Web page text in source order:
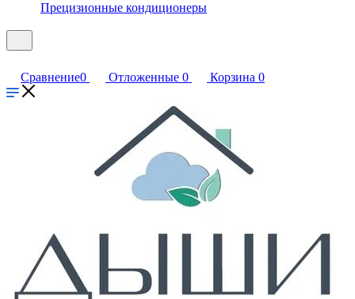
Прецизионные кондиционеры
Сравнение0 Отложенные 0 Корзина 0